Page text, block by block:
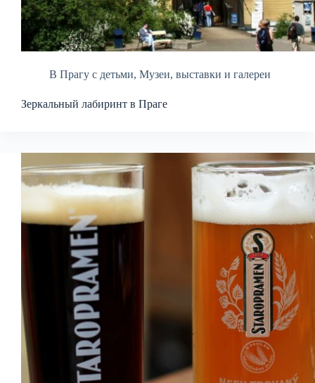
В Прагу с детьми, Музеи, выставки и галереи
Зеркальный лабиринт в Праге